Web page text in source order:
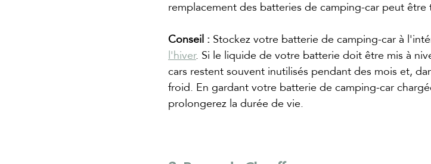
remplacement des batteries de camping-car peut être
Conseil : Stockez votre batterie de camping-car à
l'hiver. Si le liquide de votre batterie doit être mis à
cars restent souvent inutilisés pendant des mois et,
froid. En gardant votre batterie de camping-car
prolongerez la durée de vie.